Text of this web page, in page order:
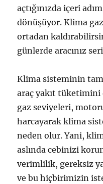
açtığınızda içeri
dönüşüyor. Klima
ortadan
günlerde aracınız
Klima sisteminin tam
araç yakıt
gaz seviyeleri,
harcayarak klima
neden olur. Yani,
aslında cebinizi
verimlilik, gereksiz
ve bu hiçbirimizin